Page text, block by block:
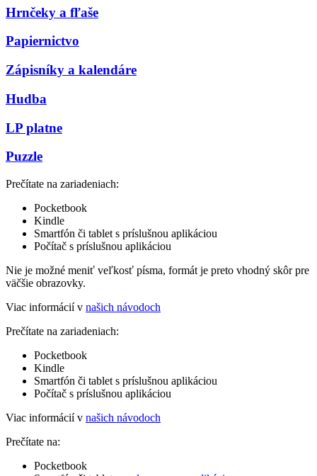
Hrnčeky a fľaše
Papiernictvo
Zápisníky a kalendáre
Hudba
LP platne
Puzzle
Prečítate na zariadeniach:
Pocketbook
Kindle
Smartfón či tablet s príslušnou aplikáciou
Počítač s príslušnou aplikáciou
Nie je možné meniť veľkosť písma, formát je preto vhodný skôr pre
väčšie obrazovky.
Viac informácií v našich návodoch
Prečítate na zariadeniach:
Pocketbook
Kindle
Smartfón či tablet s príslušnou aplikáciou
Počítač s príslušnou aplikáciou
Viac informácií v našich návodoch
Prečítate na:
Pocketbook